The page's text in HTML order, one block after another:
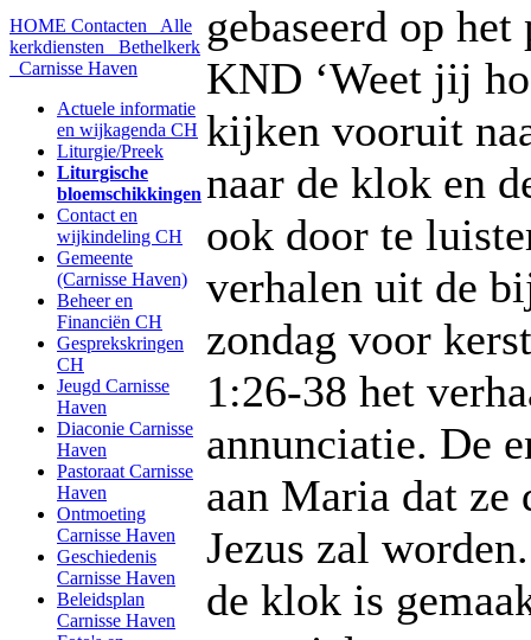
HOME Contacten
Alle
kerkdiensten
Bethelkerk
Carnisse Haven
Actuele informatie
en wijkagenda CH
Liturgie/Preek
Liturgische
bloemschikkingen
Contact en
wijkindeling CH
Gemeente
(Carnisse Haven)
Beheer en
Financiën CH
Gesprekskringen
CH
Jeugd Carnisse
Haven
Diaconie Carnisse
Haven
Pastoraat Carnisse
Haven
Ontmoeting
Carnisse Haven
Geschiedenis
Carnisse Haven
Beleidsplan
Carnisse Haven
gebaseerd op
KND ‘Weet jij
kijken vooruit
naar de klok en
ook door te
verhalen uit de
zondag voor
1:26-38 het
annunciatie. De
aan Maria dat ze
Jezus zal
de klok is